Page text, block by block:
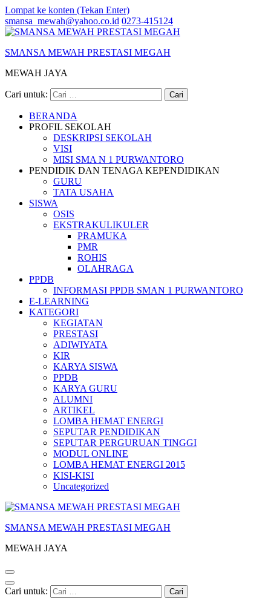
Lompat ke konten (Tekan Enter)
smansa_mewah@yahoo.co.id 0273-415124
SMANSA MEWAH PRESTASI MEGAH
MEWAH JAYA
Cari untuk:
BERANDA
PROFIL SEKOLAH
DESKRIPSI SEKOLAH
VISI
MISI SMA N 1 PURWANTORO
PENDIDIK DAN TENAGA KEPENDIDIKAN
GURU
TATA USAHA
SISWA
OSIS
EKSTRAKULIKULER
PRAMUKA
PMR
ROHIS
OLAHRAGA
PPDB
INFORMASI PPDB SMAN 1 PURWANTORO
E-LEARNING
KATEGORI
KEGIATAN
PRESTASI
ADIWIYATA
KIR
KARYA SISWA
PPDB
KARYA GURU
ALUMNI
ARTIKEL
LOMBA HEMAT ENERGI
SEPUTAR PENDIDIKAN
SEPUTAR PERGURUAN TINGGI
MODUL ONLINE
LOMBA HEMAT ENERGI 2015
KISI-KISI
Uncategorized
SMANSA MEWAH PRESTASI MEGAH
MEWAH JAYA
Cari untuk: